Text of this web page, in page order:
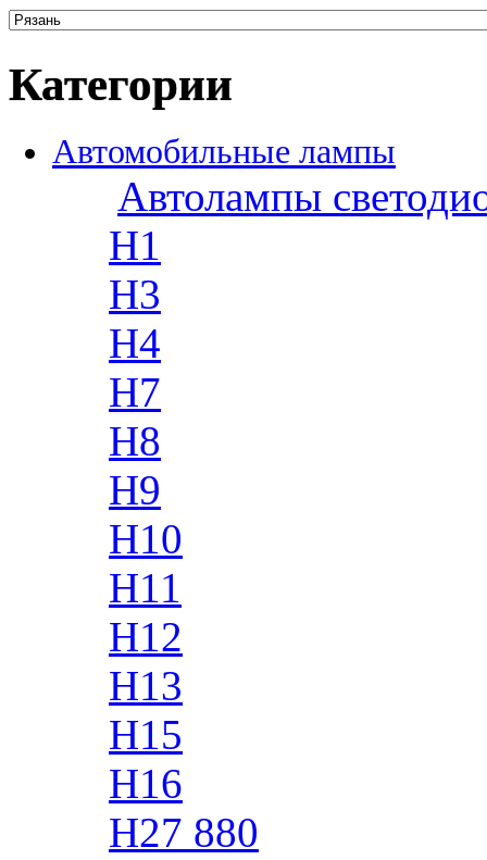
Категории
Автомобильные лампы
Автолампы
H1
H3
H4
H7
H8
H9
H10
H11
H12
H13
H15
H16
H27 880